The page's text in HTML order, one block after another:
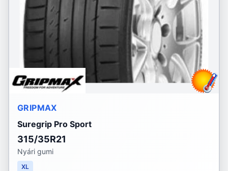
GRIPMAX
Suregrip Pro Sport
315/35R21
Nyári gumi
XL